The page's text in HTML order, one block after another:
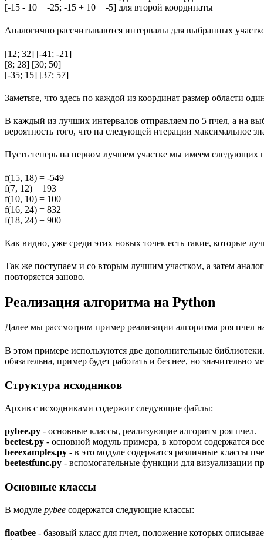
[-15 - 10 = -25; -15 + 10 = -5] для второй координаты
Аналогично рассчитываются интервалы для выбранных
[12; 32] [-41; -21]
[8; 28] [30; 50]
[-35; 15] [37; 57]
Заметьте, что здесь по каждой из координат размер области
В каждый из лучших интервалов отправляем по 5 пчел, а на
вероятность того, что на следующей итерации максимальное
Пусть теперь на первом лучшем участке мы имеем следующих
f(15, 18) = -549
f(7, 12) = 193
f(10, 10) = 100
f(16, 24) = 832
f(18, 24) = 900
Как видно, уже среди этих новых точек есть такие, которые
Так же поступаем и со вторым лучшим участком, а затем
повторяется заново.
Реализация алгоритма на Python
Далее мы рассмотрим пример реализации алгоритма роя пчел
В этом примере используются две дополнительные библиотеки.
обязательна, пример будет работать и без нее, но значительно
Структура исходников
Архив с исходниками содержит следующие файлы:
pybee.py - основные классы, реализующие алгоритм роя пчел.
beetest.py - основной модуль примера, в котором содержатся
beeexamples.py - в это модуле содержатся различные классы
beetestfunc.py - вспомогательные функции для визуализации
Основные классы
В модуле pybee содержатся следующие классы:
floatbee - базовый класс для пчел, положение которых